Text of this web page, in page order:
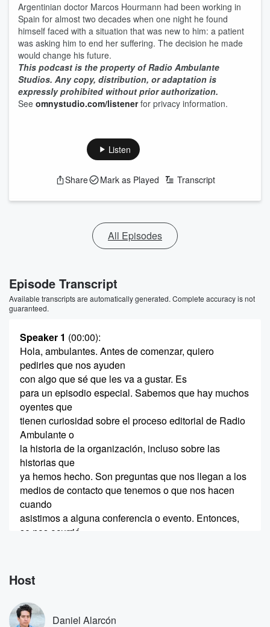
Argentinian doctor Marcos Hourmann had been working in
Spain for almost two decades when one night he found
himself faced with a situation that was new to him: a patient
was asking him to end her suffering. The decision he made
would change his future.
This podcast is the property of Radio Ambulante
Studios. Any copy, distribution, or adaptation is
expressly prohibited without prior authorization.
See omnystudio.com/listenerfor privacy information.
Listen
Share Mark as Played Transcript
All Episodes
Episode Transcript
Available transcripts are automatically generated. Complete accuracy is not
guaranteed.
Speaker 1 (00:00):
Hola, ambulantes. Antes de comenzar, quiero
pedirles que nos ayuden
con algo que sé que les va a gustar. Es
para un episodio especial. Sabemos que hay muchos
oyentes que
tienen curiosidad sobre el proceso editorial de Radio
Ambulante o
la historia de la organización, incluso sobre las
historias que
ya hemos hecho. Son preguntas que nos llegan a los
medios de contacto que tenemos o que nos hacen
cuando
asistimos a alguna conferencia o evento. Entonces,
se nos ocurrió
hacer un Ask Me Anything. Pregúntame lo que
quieras. Un
episodio donde responderemos cualquier duda o
curiosidad que tengan sobre
Host
Daniel Alarcón